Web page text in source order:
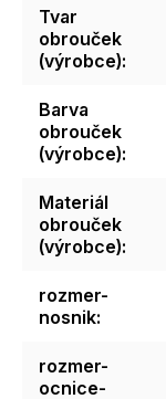
Tvar
obrouček
(výrobce):
Barva
obrouček
(výrobce):
Materiál
obrouček
(výrobce):
rozmer-
nosnik:
rozmer-
ocnice-